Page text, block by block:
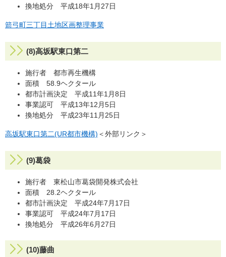
換地処分 平成18年1月27日
箭弓町三丁目土地区画整理事業
(8)高坂駅東口第二
施行者 都市再生機構
面積 58.9ヘクタール
都市計画決定 平成11年1月8日
事業認可 平成13年12月5日
換地処分 平成23年11月25日
高坂駅東口第二(UR都市機構) ＜外部リンク＞
(9)葛袋
施行者 東松山市葛袋開発株式会社
面積 28.2ヘクタール
都市計画決定 平成24年7月17日
事業認可 平成24年7月17日
換地処分 平成26年6月27日
(10)藤曲